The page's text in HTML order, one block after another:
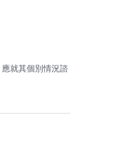
就其個別情況諮